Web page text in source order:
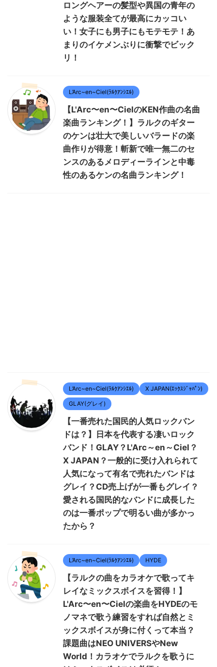
ロングヘアーの髪型や異国の青年の
ような服装全てが最高にカッコい
い！女子にも男子にもモテモテ！あ
まりのイケメンぶりに衝撃でビック
リ！
L’Arc~en~Ciel(ﾗﾙｸｱﾝｼｴﾙ)
【L'Arc〜en〜CielのKEN作曲の名曲
楽曲ランキング！】ラルクのギター
のケンは壮大で美しいバラードの楽
曲作りが得意！斬新で唯一無二のセ
ンスのあるメロディーラインと中毒
性のあるケンの名曲ランキング！
L’Arc~en~Ciel(ﾗﾙｸｱﾝｼｴﾙ) X JAPAN(ｴｯｸｽｼﾞｬﾊﾟﾝ)
GLAY(グレイ)
【一番売れた国民的人気ロックバン
ドは？】日本を代表する凄いロック
バンド！GLAY？L'Arc～en～Ciel？
X JAPAN？一般的に受け入れられて
人気になって有名で売れたバンドは
グレイ？CD売上げが一番もグレイ？
愛される国民的なバンドに成長した
のは一番ポップで明るい曲が多かっ
たから？
L’Arc~en~Ciel(ﾗﾙｸｱﾝｼｴﾙ) HYDE
【ラルクの曲をカラオケで歌ってキ
レイなミックスボイスを習得！】
L'Arc〜en〜Cielの楽曲をHYDEのモ
ノマネで歌う練習をすれば自然とミ
ックスボイスが身に付くって本当？
課題曲はNEO UNIVERSやNew
World！カラオケでラルクを歌うに